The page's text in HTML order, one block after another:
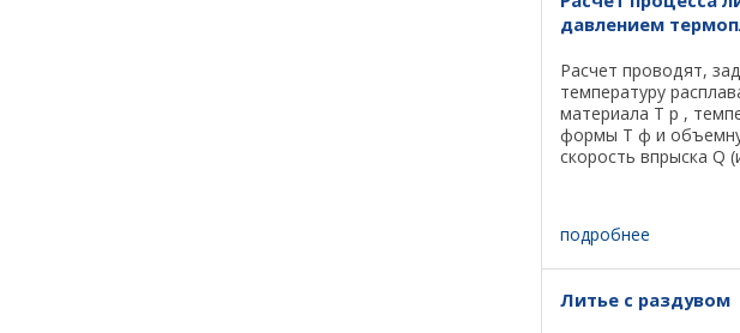
внутренней полости
давлением
Расчет проводят,
температуру
материала T р ,
формы T ф и
скорость впрыска Q
показателям
точности,
подробнее
Литье с раздувом